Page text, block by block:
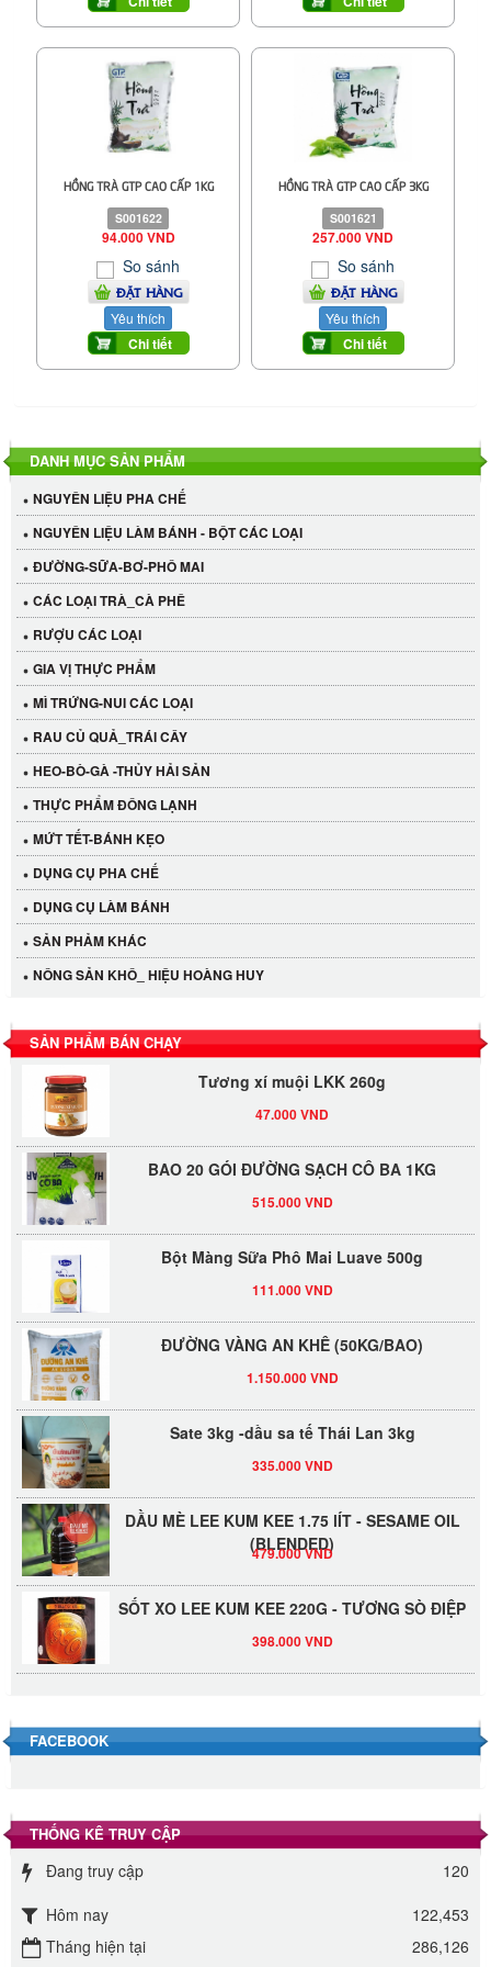
HỒNG TRÀ GTP CAO CẤP 1KG
S001622
94.000 VND
So sánh
ĐẶT HÀNG
Yêu thích
Chi tiết
HỒNG TRÀ GTP CAO CẤP 3KG
S001621
257.000 VND
So sánh
ĐẶT HÀNG
Yêu thích
Chi tiết
DANH MỤC SẢN PHẨM
NGUYÊN LIỆU PHA CHẾ
NGUYÊN LIỆU LÀM BÁNH - BỘT CÁC LOẠI
ĐƯỜNG-SỮA-BƠ-PHÔ MAI
CÁC LOẠI TRÀ_CÀ PHÊ
RƯỢU CÁC LOẠI
GIA VỊ THỰC PHẨM
MÌ TRỨNG-NUI CÁC LOẠI
RAU CỦ QUẢ_TRÁI CÂY
HEO-BÒ-GÀ -THỦY HẢI SẢN
THỰC PHẨM ĐÔNG LẠNH
MỨT TẾT-BÁNH KẸO
DỤNG CỤ PHA CHẾ
DỤNG CỤ LÀM BÁNH
SẢN PHẢM KHÁC
NÔNG SẢN KHÔ_ HIỆU HOÀNG HUY
SẢN PHẨM BÁN CHẠY
Cần Tây Đà Lạt
40.000 VND
LỐC 12 HỦ Tương xí muội LKK 260g
Tương xí muội LKK 260g
BAO 20 GÓI ĐƯỜNG SẠCH CÔ BA 1KG
Bột Màng Sữa Phô Mai Luave 500g
ĐƯỜNG VÀNG AN KHÊ (50KG/BAO)
Sate 3kg -dầu sa tế Thái Lan 3kg
DẦU MÈ LEE KUM KEE 1.75 lÍT - SESAME OIL
(BLENDED)
479.000 VND
SỐT XO LEE KUM KEE 220G - TƯƠNG SÒ ĐIỆP
Đường mía thiên nhiên Biên Hòa gói 1kg
FACEBOOK
THỐNG KÊ TRUY CẬP
Đang truy cập
120
Hôm nay
122,453
Tháng hiện tại
286,126